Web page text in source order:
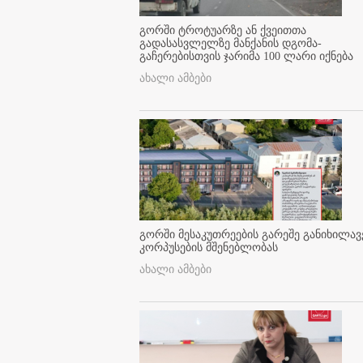
გორში ტროტუარზე ან ქვეითთა
გადასასვლელზე მანქანის დგომა-
გაჩერებისთვის ჯარიმა 100 ლარი იქნება
ახალი ამბები
გორში მესაკუთრეების გარეშე
კორპუსების მშენებლობას
ახალი ამბები